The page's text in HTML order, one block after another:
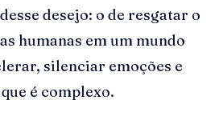
desejo: o de resgatar o
humanas em um mundo
silenciar emoções e
é complexo.